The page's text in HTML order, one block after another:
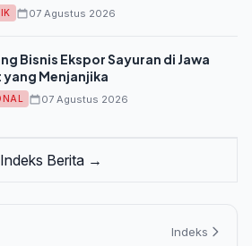
07 Agustus 2026
Bisnis Ekspor Sayuran di Jawa
yang Menjanjika
07 Agustus 2026
Indeks Berita →
Indeks